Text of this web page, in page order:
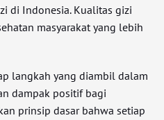
di Indonesia. Kualitas gizi
masyarakat yang lebih
langkah yang diambil dalam
dampak positif bagi
prinsip dasar bahwa setiap